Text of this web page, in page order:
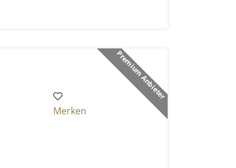
Premium Anbieter
Merken